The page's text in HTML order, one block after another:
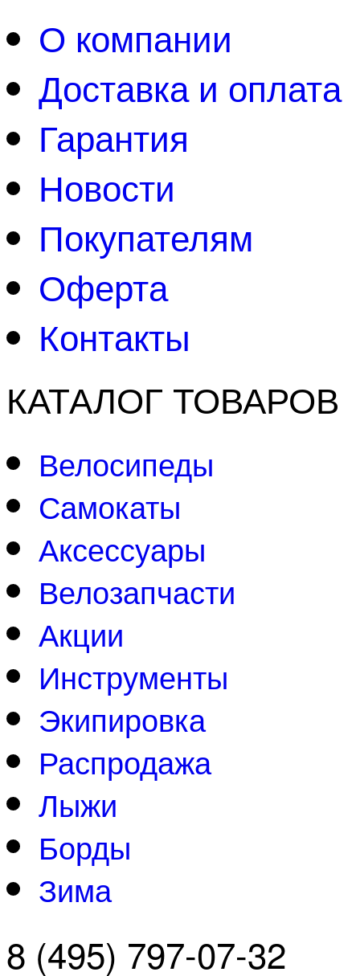
О компании
Доставка и оплата
Гарантия
Новости
Покупателям
Оферта
Контакты
КАТАЛОГ ТОВАРОВ
Велосипеды
Самокаты
Аксессуары
Велозапчасти
Акции
Инструменты
Экипировка
Распродажа
Лыжи
Борды
Зима
8 (495) 797-07-32